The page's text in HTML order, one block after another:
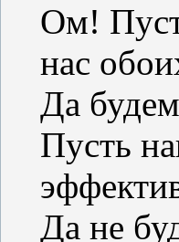
Ом!
нас
Да
Пусть
Да не